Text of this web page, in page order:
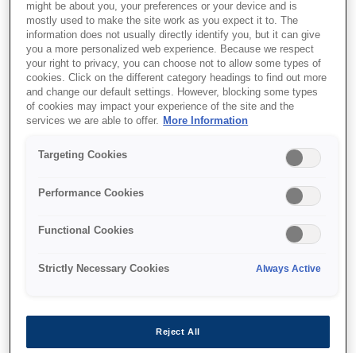
Best for textile producers and
promotional goods makers who
need high-quality 76-inch dye
sublimation output.
Bulk ink solution
might be about you, your preferences or your device and is
mostly used to make the site work as you expect it to. The
information does not usually directly identify you, but it can give
you a more personalized web experience. Because we respect
your right to privacy, you can choose not to allow some types of
cookies. Click on the different category headings to find out more
and change our default settings. However, blocking some types
of cookies may impact your experience of the site and the
services we are able to offer. More Information
Targeting Cookies
Performance Cookies
Functional Cookies
Strictly Necessary Cookies Always Active
Reject All